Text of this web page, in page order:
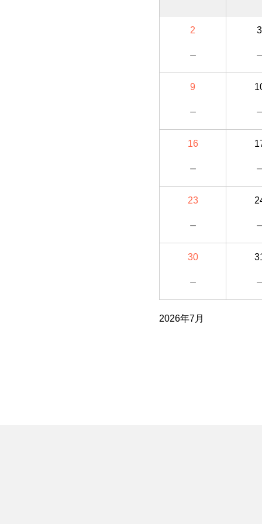
2
－
3
9
－
16
－
23
－
30
－
2026年7月